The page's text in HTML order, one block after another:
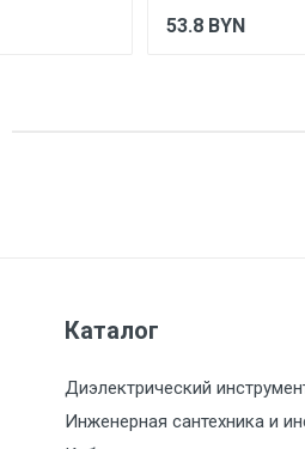
53.8 BYN
Каталог
Диэлектрический
Инженерная сантехника и